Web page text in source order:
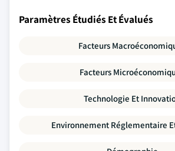
Paramètres Étudiés Et Évalués
Facteurs
Facteurs
Technologie Et
Environnement Réglementaire